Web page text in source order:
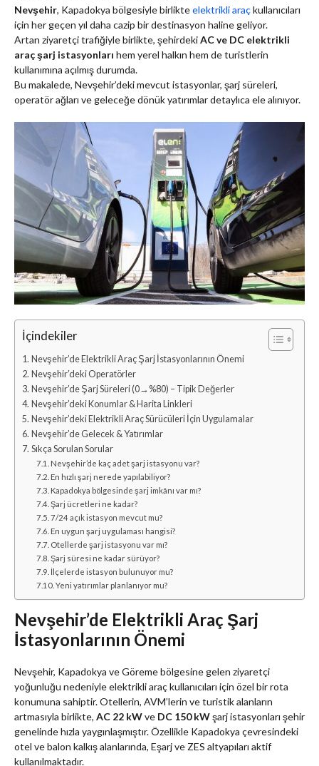
Nevşehir, Kapadokya bölgesiyle birlikteelektrikli araçkullanıcıları
için her geçen yıl daha cazip bir destinasyon haline geliyor.
Artan ziyaretçi trafiğiyle birlikte, şehirdekiAC ve DC elektrikli
araç şarj istasyonları hem yerel halkın hem de turistlerin
kullanımına açılmış durumda.
Bu makalede, Nevşehir’deki mevcut istasyonlar, şarj süreleri,
operatör ağları ve geleceğe dönük yatırımlar detaylıca ele alınıyor.
İçindekiler
Nevşehir’de Elektrikli Araç Şarj İstasyonlarının Önemi
Nevşehir’deki Operatörler
Nevşehir’de Şarj Süreleri (0→%80) – Tipik Değerler
Nevşehir’deki Konumlar & Harita Linkleri
Nevşehir’deki Elektrikli Araç Sürücüleri İçin Uygulamalar
Nevşehir’de Gelecek & Yatırımlar
Sıkça Sorulan Sorular
Nevşehir’de kaç adet şarj istasyonu var?
En hızlı şarj nerede yapılabiliyor?
Kapadokya bölgesinde şarj imkânı var mı?
Şarj ücretleri ne kadar?
7/24 açık istasyon mevcut mu?
En uygun şarj uygulaması hangisi?
Otellerde şarj istasyonu var mı?
Şarj süresi ne kadar sürüyor?
İlçelerde istasyon bulunuyor mu?
Yeni yatırımlar planlanıyor mu?
Nevşehir’de Elektrikli Araç Şarj
İstasyonlarının Önemi
Nevşehir, Kapadokya ve Göreme bölgesine gelen ziyaretçi
yoğunluğu nedeniyle elektrikli araç kullanıcıları için özel bir rota
konumuna sahiptir. Otellerin, AVM’lerin ve turistik alanların
artmasıyla birlikte, AC 22 kWve DC 150 kWşarj istasyonları şehir
genelinde hızla yaygınlaşmıştır. Özellikle Kapadokya çevresindeki
otel ve balon kalkış alanlarında, Eşarj ve ZES altyapıları aktif
kullanılmaktadır.